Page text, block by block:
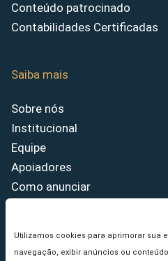
Utilizamos cookies para aprimorar sua
navegação, exibir anúncios ou conteúdo
Conteúdo patrocinado
Contabilidades Certificadas
Saiba mais
Sobre nós
Institucional
Equipe
Apoiadores
Como anunciar